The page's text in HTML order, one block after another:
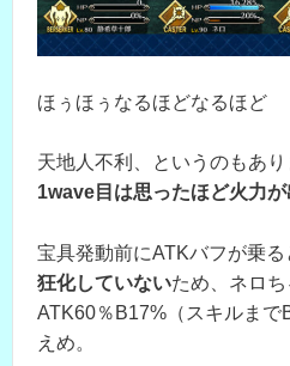
ほぅほぅなるほどなるほど
天地人不利、というのもあ
1wave目は思ったほど火力
宝具発動前にATKバフが乗
狂化していないため、ネロ
ATK60％B17%（スキルまで
えめ。